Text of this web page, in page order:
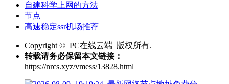
自建科学上网的方法
节点
高速稳定ssr机场推荐
Copyright © PC在线云端 版权所有.
转载请务必保留本文链接：
https://nrcs.xyz/vmess/13828.html